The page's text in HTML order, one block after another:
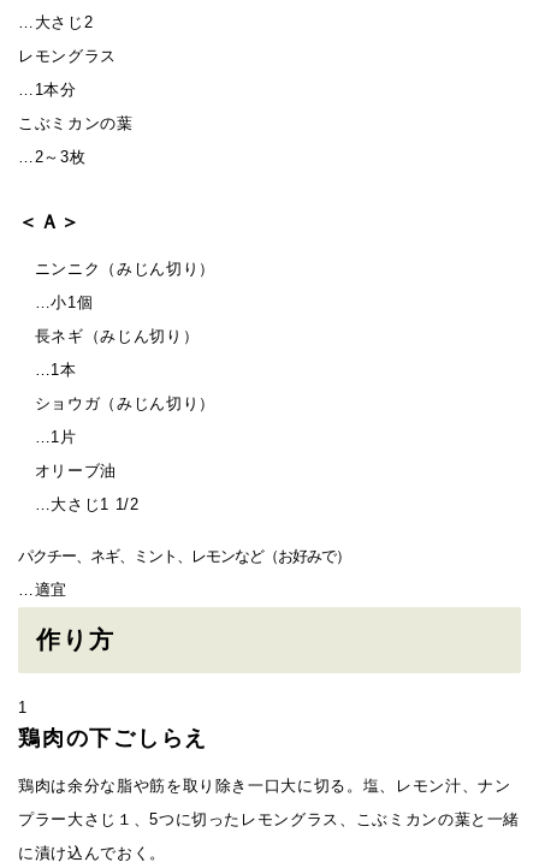
…大さじ2
レモングラス
…1本分
こぶミカンの葉
…2～3枚
＜Ａ＞
ニンニク（みじん切り）
…小1個
長ネギ（みじん切り）
…1本
ショウガ（みじん切り）
…1片
オリーブ油
…大さじ1 1/2
パクチー、ネギ、ミント、レモンなど（お好みで）
…適宜
作り方
1
鶏肉の下ごしらえ
鶏肉は余分な脂や筋を取り除き一口大に切る。塩、レモン汁、ナン
プラー大さじ１、5つに切ったレモングラス、こぶミカンの葉と一緒
に漬け込んでおく。